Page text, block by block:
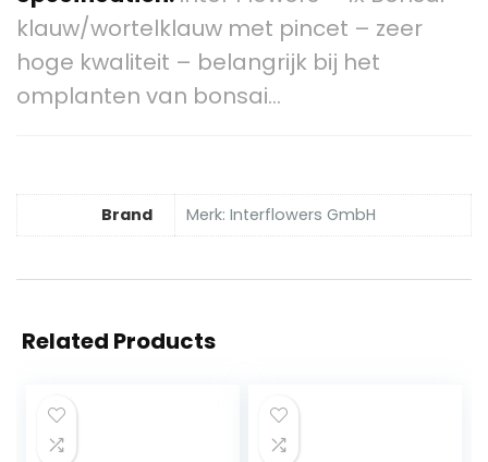
klauw/wortelklauw met pincet – zeer
hoge kwaliteit – belangrijk bij het
omplanten van bonsai…
Brand Merk: Interflowers GmbH
Related Products